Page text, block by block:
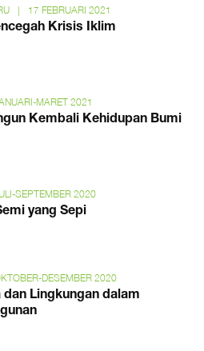
| 17 FEBRUARI 2021
Krisis Iklim
MARET 2021
Kembali Kehidupan Bumi
SEPTEMBER 2020
yang Sepi
DESEMBER 2020
dan Lingkungan dalam